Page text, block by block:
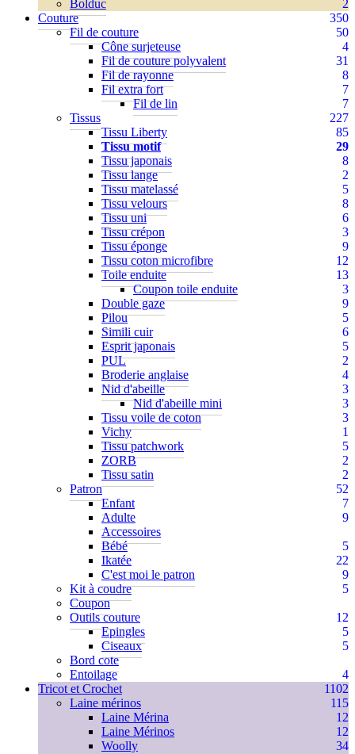
Bolduc
2
Couture
350
Fil de couture
50
Cône surjeteuse
4
Fil de couture polyvalent
31
Fil de rayonne
8
Fil extra fort
7
Fil de lin
7
Tissus
227
Tissu Liberty
85
Tissu motif
29
Tissu japonais
8
Tissu lange
2
Tissu matelassé
5
Tissu velours
8
Tissu uni
6
Tissu crépon
3
Tissu éponge
9
Tissu coton microfibre
12
Toile enduite
13
Coupon toile enduite
3
Double gaze
9
Pilou
5
Simili cuir
6
Esprit japonais
5
PUL
2
Broderie anglaise
4
Nid d'abeille
3
Nid d'abeille mini
3
Tissu voile de coton
3
Vichy
1
Tissu patchwork
5
ZORB
2
Tissu satin
2
Patron
52
Enfant
7
Adulte
9
Accessoires
Bébé
5
Ikatée
22
C'est moi le patron
9
Kit à coudre
5
Coupon
Outils couture
12
Epingles
5
Ciseaux
5
Bord cote
Entoilage
4
Tricot et Crochet
1102
Laine mérinos
115
Laine Mérina
12
Laine Mérinos
12
Woolly
34